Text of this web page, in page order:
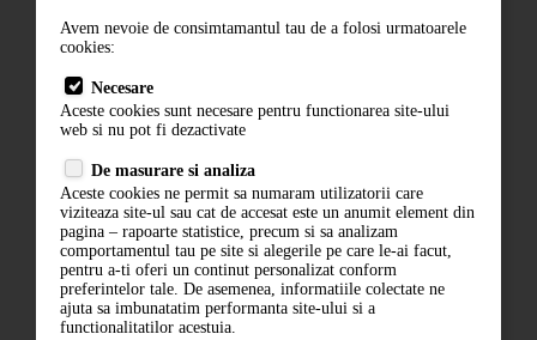
Termeni si conditii
Politica de confidentialitate
ANPC
Avem nevoie de consimtamantul tau de a folosi urmatoarele
cookies:
Necesare
Aceste cookies sunt necesare pentru functionarea site-ului
web si nu pot fi dezactivate
De masurare si analiza
Aceste cookies ne permit sa numaram utilizatorii care
viziteaza site-ul sau cat de accesat este un anumit element din
pagina – rapoarte statistice, precum si sa analizam
comportamentul tau pe site si alegerile pe care le-ai facut,
pentru a-ti oferi un continut personalizat conform
preferintelor tale. De asemenea, informatiile colectate ne
ajuta sa imbunatatim performanta site-ului si a
functionalitatilor acestuia.